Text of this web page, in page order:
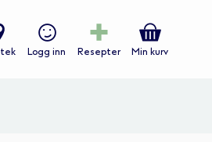
Logg inn Resepter Min kurv